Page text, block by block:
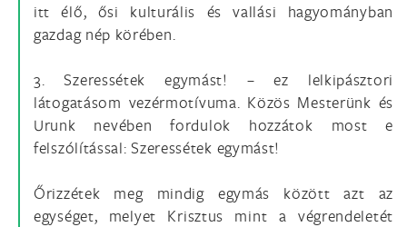
itt élő, ősi kulturális és vallási hagyományban
gazdag nép körében.
3. Szeressétek egymást! – ez lelkipásztori
látogatásom vezérmotívuma. Közös Mesterünk és
Urunk nevében fordulok hozzátok most e
felszólítással: Szeressétek egymást!
Őrizzétek meg mindig egymás között azt az
egységet, melyet Krisztus mint a végrendeletét